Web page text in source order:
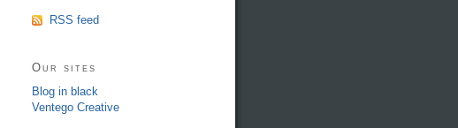
RSS feed
Our sites
Blog in black
Ventego Creative